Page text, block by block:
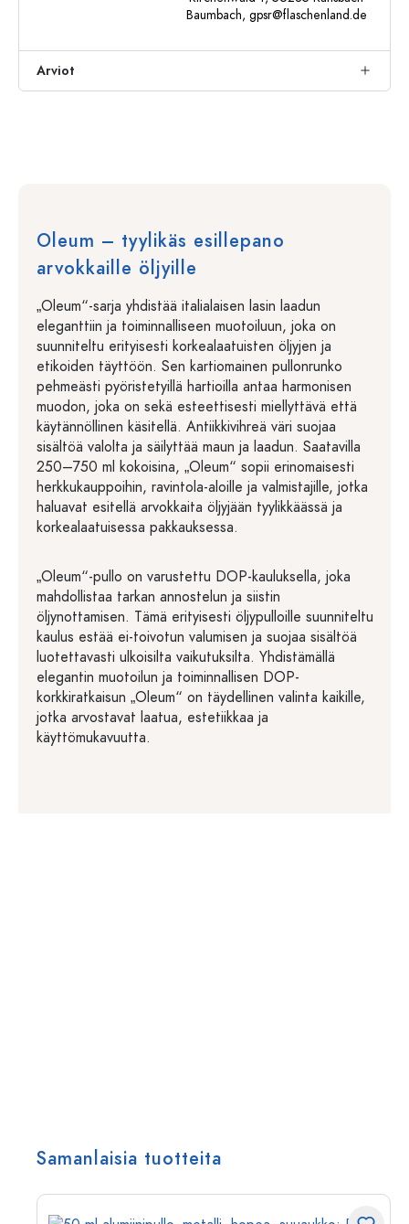
Baumbach, gpsr@flaschenland.de
Arviot
Oleum – tyylikäs esillepano
arvokkaille öljyille
„Oleum“-sarja yhdistää italialaisen lasin laadun
eleganttiin ja toiminnalliseen muotoiluun, joka on
suunniteltu erityisesti korkealaatuisten öljyjen ja
etikoiden täyttöön. Sen kartiomainen pullonrunko
pehmeästi pyöristetyillä hartioilla antaa harmonisen
muodon, joka on sekä esteettisesti miellyttävä että
käytännöllinen käsitellä. Antiikkivihreä väri suojaa
sisältöä valolta ja säilyttää maun ja laadun. Saatavilla
250–750 ml kokoisina, „Oleum“ sopii erinomaisesti
herkkukauppoihin, ravintola-aloille ja valmistajille, jotka
haluavat esitellä arvokkaita öljyjään tyylikkäässä ja
korkealaatuisessa pakkauksessa.
„Oleum“-pullo on varustettu DOP-kauluksella, joka
mahdollistaa tarkan annostelun ja siistin
öljynottamisen. Tämä erityisesti öljypulloille suunniteltu
kaulus estää ei-toivotun valumisen ja suojaa sisältöä
luotettavasti ulkoisilta vaikutuksilta. Yhdistämällä
elegantin muotoilun ja toiminnallisen DOP-
korkkiratkaisun „Oleum“ on täydellinen valinta kaikille,
jotka arvostavat laatua, estetiikkaa ja
käyttömukavuutta.
Samanlaisia tuotteita